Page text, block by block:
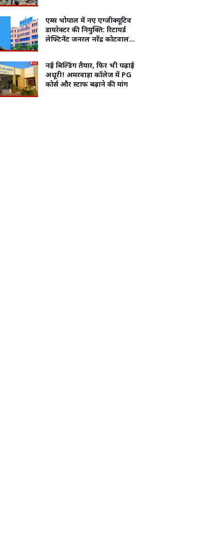
एम्स भोपाल में नए एग्जीक्यूटिव
डायरेक्टर की नियुक्ति: रिटायर्ड
लेफ्टिनेंट जनरल नरेंद्र कोटवाल
नई बिल्डिंग तैयार, फिर भी पढ़ाई
अधूरी! अमरवाड़ा कॉलेज में PG
कोर्स और स्टाफ बढ़ाने की मांग